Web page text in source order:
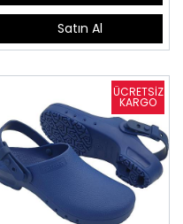
Satın Al